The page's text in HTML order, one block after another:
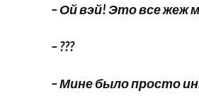
– Ой вэй! Это все жеж
– ???
– Мине было просто